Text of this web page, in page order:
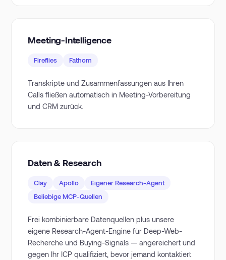
Meeting-Intelligence
Fireflies Fathom
Transkripte und Zusammenfassungen aus Ihren
Calls fließen automatisch in Meeting-Vorbereitung
und CRM zurück.
Daten & Research
Clay Apollo
Eigener Research-Agent
Beliebige MCP-Quellen
Frei kombinierbare Datenquellen plus unsere
eigene Research-Agent-Engine für Deep-Web-
Recherche und Buying-Signals — angereichert und
gegen Ihr ICP qualifiziert, bevor jemand kontaktiert